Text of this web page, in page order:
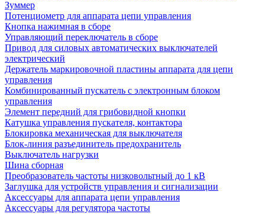
Зуммер
Потенциометр для аппарата цепи управления
Кнопка нажимная в сборе
Управляющий переключатель в сборе
Привод для силовых автоматических выключателей
электрический
Держатель маркировочной пластины аппарата для цепи
управления
Комбинированный пускатель с электронным блоком
управления
Элемент передний для грибовидной кнопки
Катушка управления пускателя, контактора
Блокировка механическая для выключателя
Блок-линия разъединитель предохранитель
Выключатель нагрузки
Шина сборная
Преобразователь частоты низковольтный до 1 кВ
Заглушка для устройств управления и сигнализации
Аксессуары для аппарата цепи управления
Аксессуары для регулятора частоты